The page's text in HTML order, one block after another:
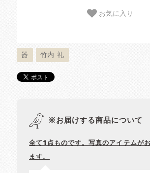
お気に入り
器 竹内 礼
※お届けする商品について
全て1点ものです。写真のアイテムが
ます。